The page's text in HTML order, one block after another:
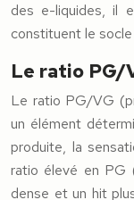
des e-liquides, il
constituent le socle
Le ratio PG/
Le ratio PG/VG
un élément
produite, la
ratio élevé en PG
dense et un hit